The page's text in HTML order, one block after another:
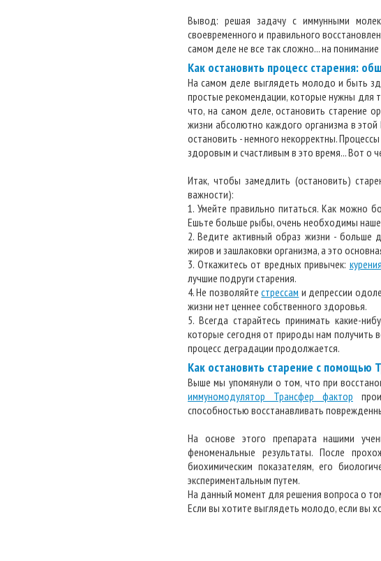
Вывод: решая задачу с иммунными
своевременного и правильного
самом деле не все так сложно... на
Как остановить процесс старения:
На самом деле выглядеть молодо и быть
простые рекомендации, которые нужны для
что, на самом деле, остановить старение
жизни абсолютно каждого организма в
остановить - немного некорректны.
здоровым и счастливым в это время... Вот о
Итак, чтобы замедлить (остановить)
важности):
1. Умейте правильно питаться. Как можно
Ешьте больше рыбы, очень необходимы
2. Ведите активный образ жизни - больше
жиров и зашлаковки организма, а это
3. Откажитесь от вредных привычек: курения
лучшие подруги старения.
4. Не позволяйтестрессам и депрессии
жизни нет ценнее собственного здоровья.
5. Всегда старайтесь принимать какие-
которые сегодня от природы нам получить
процесс деградации продолжается.
Как остановить старение с помощью
Выше мы упомянули о том, что при
иммуномодулятор Трансфер фактор
способностью восстанавливать
На основе этого препарата нашими
феноменальные результаты. После
биохимическим показателям, его
экспериментальным путем.
На данный момент для решения вопроса о
Если вы хотите выглядеть молодо, если вы